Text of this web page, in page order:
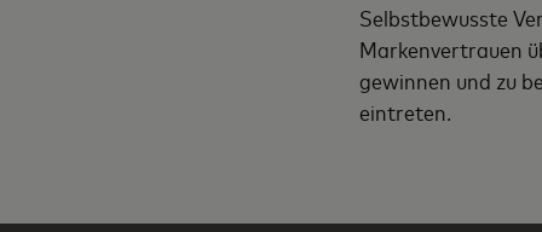
Selbstbewusste
Markenvertrauen
gewinnen und zu
eintreten.